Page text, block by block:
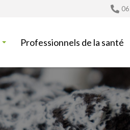
Professionnels de la santé